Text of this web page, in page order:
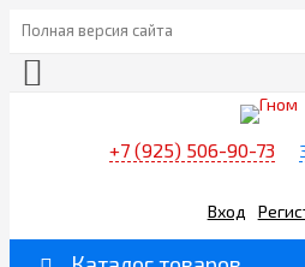
Полная версия сайта
+7 (925) 506-90-73
Вход